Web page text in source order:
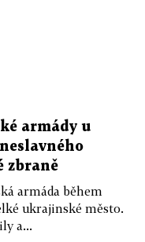
armády u
zbraně
armáda během
ukrajinské město.
a...